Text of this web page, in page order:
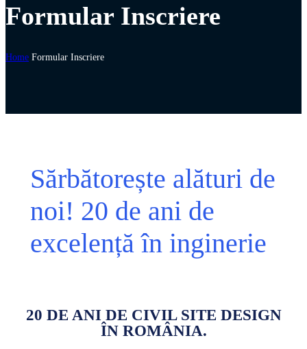
Formular Inscriere
Home Formular Inscriere
Sărbătorește alături de
noi! 20 de ani de
excelență în inginerie
20 DE ANI DE CIVIL SITE DESIGN
ÎN ROMÂNIA.